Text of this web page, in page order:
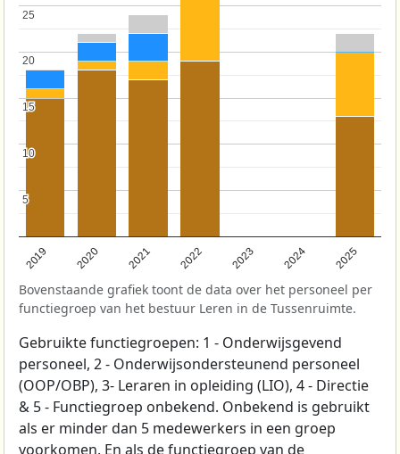
2019 2020 2021 2022 2023 2024 2025
5
5
10
10
15
15
20
20
25
25
Bovenstaande grafiek toont de data over het personeel per
functiegroep van het bestuur Leren in de Tussenruimte.
Gebruikte functiegroepen: 1 - Onderwijsgevend
personeel, 2 - Onderwijsondersteunend personeel
(OOP/OBP), 3- Leraren in opleiding (LIO), 4 - Directie
& 5 - Functiegroep onbekend. Onbekend is gebruikt
als er minder dan 5 medewerkers in een groep
voorkomen. En als de functiegroep van de